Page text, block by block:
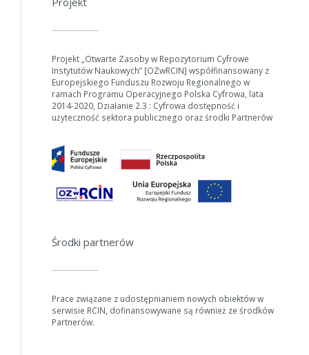
Projekt „Otwarte Zasoby w Repozytorium Cyfrowe
Instytutów Naukowych” [OZwRCIN] współfinansowany z
Europejskiego Funduszu Rozwoju Regionalnego w
ramach Programu Operacyjnego Polska Cyfrowa, lata
2014-2020, Działanie 2.3 : Cyfrowa dostępność i
użyteczność sektora publicznego oraz środki Partnerów
Środki partnerów
Prace związane z udostępnianiem nowych obiektów w
serwisie RCIN, dofinansowywane są również ze środków
Partnerów.